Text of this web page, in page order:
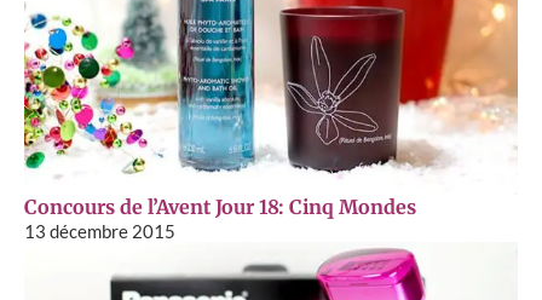
Concours de l’Avent Jour 18: Cinq Mondes
13 décembre 2015